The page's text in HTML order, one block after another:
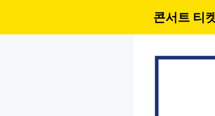
콘서트 티